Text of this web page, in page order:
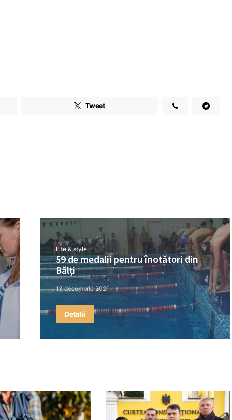
Tweet
Life & style
59 de medalii pentru înotători din
Bălți
13 decembrie 2021
Detalii